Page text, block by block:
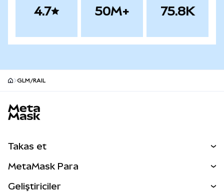
4.7 50M+ 75.8K
GLM/RAIL
Takas et
MetaMask Para
Geliştiriciler